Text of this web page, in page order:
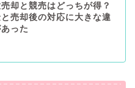
却と競売はどっちが得？
売却後の対応に大きな違
った